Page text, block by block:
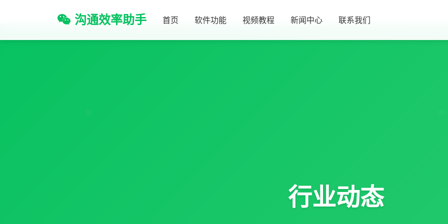
沟通效率助手 首页 软件功能 视频教程 新闻中心 联系我们
行业动态